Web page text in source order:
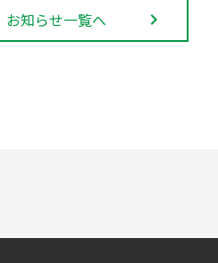
お知らせ一覧へ navigate_next